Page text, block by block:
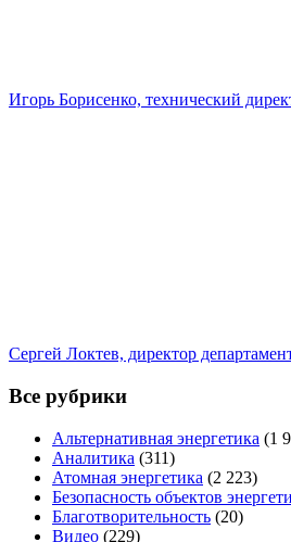
Игорь Борисенко, технический
Сергей Локтев, директор
Все рубрики
Альтернативная энергетика (1
Аналитика (311)
Атомная энергетика (2 223)
Безопасность объектов
Благотворительность (20)
Видео (229)